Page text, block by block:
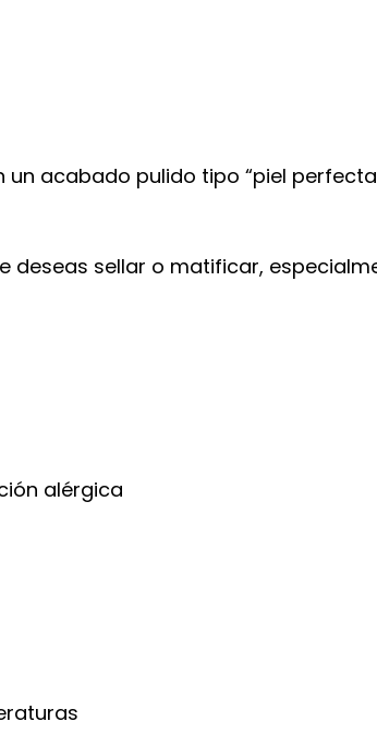
acabado pulido tipo “piel
sellar o matificar,
alérgica